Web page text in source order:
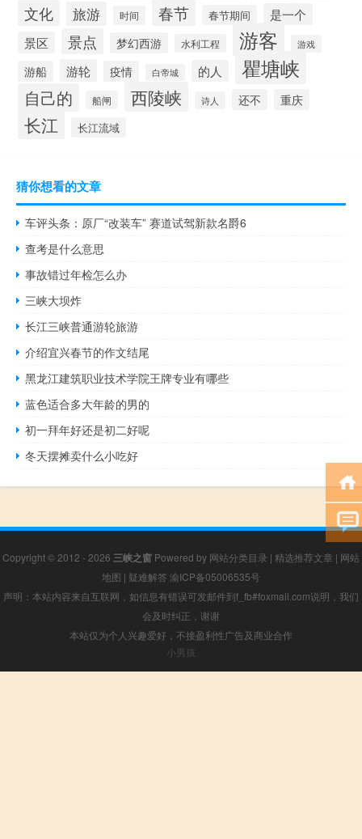
文化 旅游 时间 春节 春节期间
是一个
景区
景点 梦幻西游 水利工程 游客 游戏
游船 游轮 疫情 白帝城 的人 瞿塘峡
自己的 船闸 西陵峡 诗人 还不 重庆
长江 长江流域
猜你想看的文章
车评头条：原厂“改装车” 赛道试驾新款名爵6
查考是什么意思
事故错过年检怎么办
三峡大坝炸
长江三峡普通游轮旅游
介绍宜兴春节的作文结尾
黑龙江建筑职业技术学院王牌专业有哪些
蓝色适合多大年龄的男的
初一拜年好还是初二好呢
冬天摆摊卖什么小吃好
Copyright © 2012 - 2026 三峡之窗 Powered by 网站分类目录 | 精选推荐文章 | 网站
地图 | 疑难解答 渝ICP备05006535号
声明：本站内容来自互联网，如信息有错误可发邮件到f_fb#foxmail.com说明，我们
会及时纠正，谢谢
本站仅为个人兴趣爱好，不接盈利性广告及商业合作
小男孩